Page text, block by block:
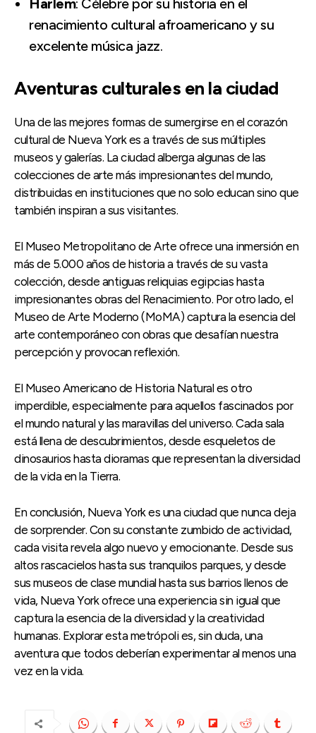
renacimiento cultural afroamericano y su
excelente música jazz.
Aventuras culturales en la ciudad
Una de las mejores formas de sumergirse en el corazón
cultural de Nueva York es a través de sus múltiples
museos y galerías. La ciudad alberga algunas de las
colecciones de arte más impresionantes del mundo,
distribuidas en instituciones que no solo educan sino que
también inspiran a sus visitantes.
El Museo Metropolitano de Arte ofrece una inmersión en
más de 5.000 años de historia a través de su vasta
colección, desde antiguas reliquias egipcias hasta
impresionantes obras del Renacimiento. Por otro lado, el
Museo de Arte Moderno (MoMA) captura la esencia del
arte contemporáneo con obras que desafían nuestra
percepción y provocan reflexión.
El Museo Americano de Historia Natural es otro
imperdible, especialmente para aquellos fascinados por
el mundo natural y las maravillas del universo. Cada sala
está llena de descubrimientos, desde esqueletos de
dinosaurios hasta dioramas que representan la diversidad
de la vida en la Tierra.
En conclusión, Nueva York es una ciudad que nunca deja
de sorprender. Con su constante zumbido de actividad,
cada visita revela algo nuevo y emocionante. Desde sus
altos rascacielos hasta sus tranquilos parques, y desde
sus museos de clase mundial hasta sus barrios llenos de
vida, Nueva York ofrece una experiencia sin igual que
captura la esencia de la diversidad y la creatividad
humanas. Explorar esta metrópoli es, sin duda, una
aventura que todos deberían experimentar al menos una
vez en la vida.